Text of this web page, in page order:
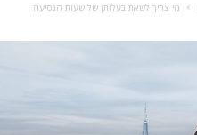
מי צריך לשאת בעלותן של שעות הנסיעה